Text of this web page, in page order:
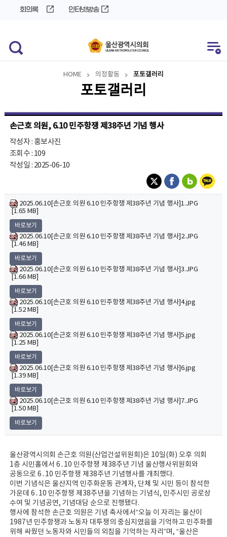
회의록 인터넷방송
HOME 의정활동 포토갤러리
포토갤러리
손근호 의원, 6.10 민주항쟁 제38주년 기념 행사
작성자 : 홍보사진
조회수 : 109
작성일 : 2025-06-10
2025.06.10[손근호 의원 6.10 민주항쟁 제38주년 기념 행사]1.JPG
[1.65 MB]
바로보기
2025.06.10[손근호 의원 6.10 민주항쟁 제38주년 기념 행사]2.JPG
[1.46 MB]
바로보기
2025.06.10[손근호 의원 6.10 민주항쟁 제38주년 기념 행사]3.JPG
[1.66 MB]
바로보기
2025.06.10[손근호 의원 6.10 민주항쟁 제38주년 기념 행사]4.jpg
[1.52 MB]
바로보기
2025.06.10[손근호 의원 6.10 민주항쟁 제38주년 기념 행사]5.jpg
[1.25 MB]
바로보기
2025.06.10[손근호 의원 6.10 민주항쟁 제38주년 기념 행사]6.jpg
[1.39 MB]
바로보기
2025.06.10[손근호 의원 6.10 민주항쟁 제38주년 기념 행사]7.JPG
[1.50 MB]
바로보기
울산광역시의회 손근호 의원(산업건설위원회)은 10일(화) 오후 의회
1층 시민홀에서 6․10 민주항쟁 제38주년 기념 울산행사위원회와
공동으로 6․10 민주항쟁 제38주년 기념행사를 개최했다.
이번 기념식은 울산지역 민주화운동 관계자, 단체 및 시민 등이 참석한
가운데 6․10 민주항쟁 제38주년을 기념하는 기념식, 민주시민 공로상
수여 및 기념공연, 기념대담 순으로 진행됐다.
행사에 참석한 손근호 의원은 기념 축사에서“오늘 이 자리는 울산이
1987년 민주항쟁과 노동자 대투쟁의 중심지였음을 기억하고 민주화를
위해 싸웠던 노동자와 시민들의 외침을 기억하는 자리”며, “울산은